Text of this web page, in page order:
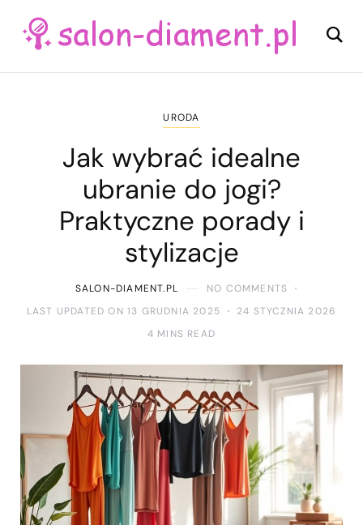
URODA
Jak wybrać idealne
ubranie do jogi?
Praktyczne porady i
stylizacje
SALON-DIAMENT.PL
NO COMMENTS
LAST UPDATED ON 13 GRUDNIA 2025
24 STYCZNIA 2026
4 MINS READ